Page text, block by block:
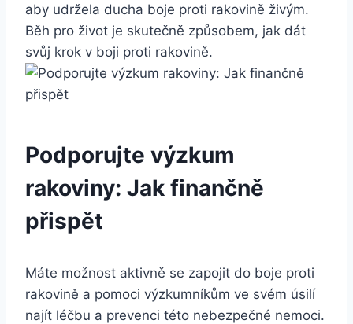
aby udržela ducha boje proti rakovině živým.
Běh pro život je skutečně způsobem, jak dát
svůj krok v boji proti rakovině.
Podporujte výzkum
rakoviny: Jak finančně
přispět
Máte možnost aktivně se zapojit do boje proti
rakovině a pomoci výzkumníkům ve svém úsilí
najít léčbu a prevenci této nebezpečné nemoci.